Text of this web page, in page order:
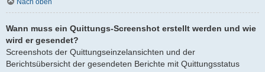
Nach oben
Wann muss ein Quittungs-Screenshot erstellt werden und wie
wird er gesendet?
Screenshots der Quittungseinzelansichten und der
Berichtsübersicht der gesendeten Berichte mit Quittungsstatus